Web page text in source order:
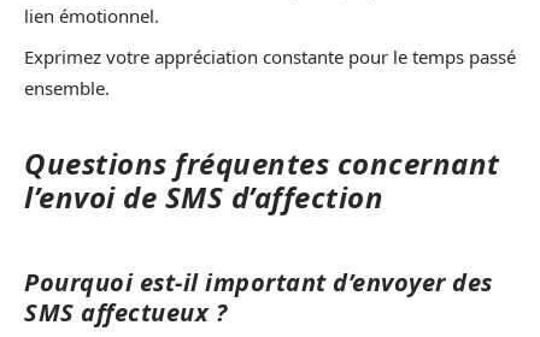
lien émotionnel.
Exprimez votre appréciation constante pour le temps passé
ensemble.
Questions fréquentes concernant
l’envoi de SMS d’affection
Pourquoi est-il important d’envoyer des
SMS affectueux ?